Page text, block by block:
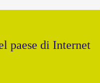
paese di Internet